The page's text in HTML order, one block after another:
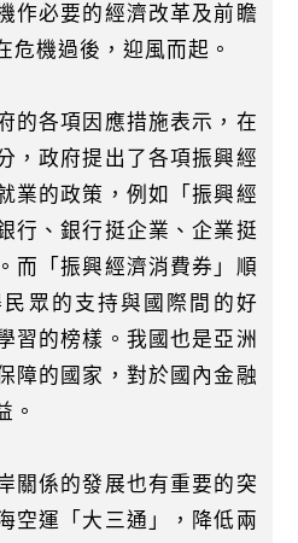
作必要的經濟改革及前瞻
危機過後，迎風而起。
的各項因應措施表示，在
，政府提出了各項振興經
業的政策，例如「振興經
行、銀行挺企業、企業挺
而「振興經濟消費券」順
眾的支持與國際間的好
習的榜樣。我國也是亞洲
障的國家，對於國內金融
。
關係的發展也有重要的突
空運「大三通」，降低兩